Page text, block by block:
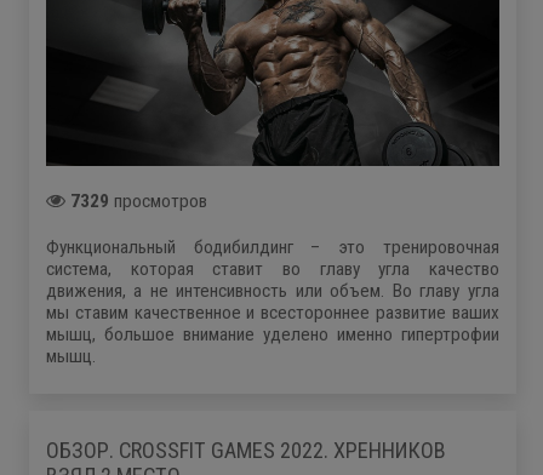
7329 просмотров
Функциональный бодибилдинг – это тренировочная
система, которая ставит во главу угла качество
движения, а не интенсивность или объем. Во главу угла
мы ставим качественное и всестороннее развитие ваших
мышц, большое внимание уделено именно гипертрофии
мышц.
ОБЗОР. CROSSFIT GAMES 2022. ХРЕННИКОВ